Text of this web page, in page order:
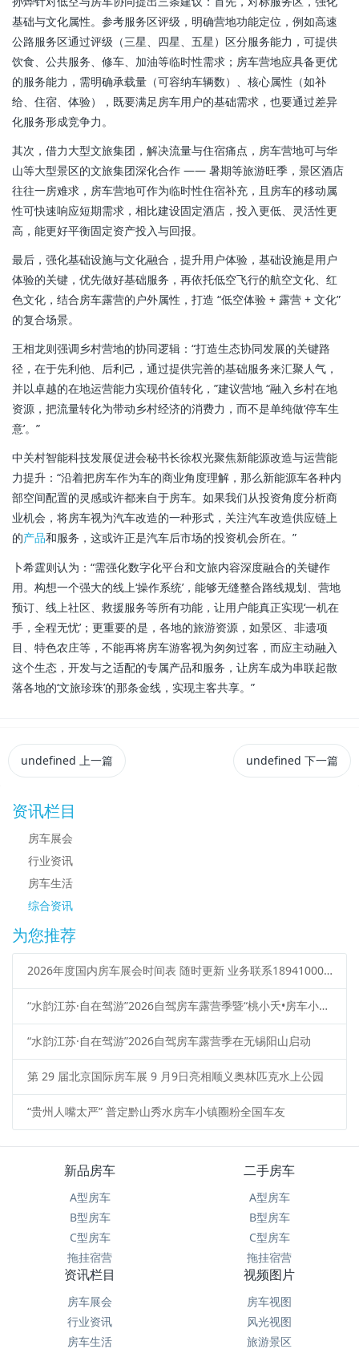
基础与文化属性。参考服务区评级，明确营地功能定位，例如高速
公路服务区通过评级（三星、四星、五星）区分服务能力，可提供
饮食、公共服务、修车、加油等临时性需求；房车营地应具备更优
的服务能力，需明确承载量（可容纳车辆数）、核心属性（如补
给、住宿、体验），既要满足房车用户的基础需求，也要通过差异
化服务形成竞争力。
其次，借力大型文旅集团，解决流量与住宿痛点，房车营地可与华
山等大型景区的文旅集团深化合作 —— 暑期等旅游旺季，景区酒店
往往一房难求，房车营地可作为临时性住宿补充，且房车的移动属
性可快速响应短期需求，相比建设固定酒店，投入更低、灵活性更
高，能更好平衡固定资产投入与回报。
最后，强化基础设施与文化融合，提升用户体验，基础设施是用户
体验的关键，优先做好基础服务，再依托低空飞行的航空文化、红
色文化，结合房车露营的户外属性，打造 “低空体验 + 露营 + 文化”
的复合场景。
王相龙则强调乡村营地的协同逻辑：“打造生态协同发展的关键路
径，在于先利他、后利己，通过提供完善的基础服务来汇聚人气，
并以卓越的在地运营能力实现价值转化，”建议营地 “融入乡村在地
资源，把流量转化为带动乡村经济的消费力，而不是单纯做‘停车生
意’。”
中关村智能科技发展促进会秘书长徐权光聚焦新能源改造与运营能
力提升：“沿着把房车作为车的商业角度理解，那么新能源车各种内
部空间配置的灵感或许都来自于房车。如果我们从投资角度分析商
业机会，将房车视为汽车改造的一种形式，关注汽车改造供应链上
的产品和服务，这或许正是汽车后市场的投资机会所在。”
卜希霆则认为：“需强化数字化平台和文旅内容深度融合的关键作
用。构想一个强大的线上‘操作系统’，能够无缝整合路线规划、营地
预订、线上社区、救援服务等所有功能，让用户能真正实现‘一机在
手，全程无忧’；更重要的是，各地的旅游资源，如景区、非遗项
目、特色农庄等，不能再将房车游客视为匆匆过客，而应主动融入
这个生态，开发与之适配的专属产品和服务，让房车成为串联起散
落各地的‘文旅珍珠’的那条金线，实现主客共享。”
undefined 上一篇 undefined 下一篇
资讯栏目
房车展会
行业资讯
房车生活
综合资讯
为您推荐
2026年度国内房车展会时间表 随时更新 业务联系18941000313
“水韵江苏·自在驾游”2026自驾房车露营季暨“桃小夭•房车小院”启动仪式在无锡市惠山区阳山镇桃心小岛露营基地举行
“水韵江苏·自在驾游”2026自驾房车露营季在无锡阳山启动
第 29 届北京国际房车展 9 月9日亮相顺义奥林匹克水上公园
“贵州人嘴太严” 普定黔山秀水房车小镇圈粉全国车友
新品房车
A型房车
B型房车
C型房车
拖挂宿营
二手房车
A型房车
B型房车
C型房车
拖挂宿营
资讯栏目
房车展会
行业资讯
房车生活
视频图片
房车视图
风光视图
旅游景区